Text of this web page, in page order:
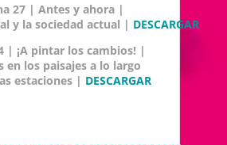
27 | Antes y ahora |
y la sociedad actual | DESCARGAR
| ¡A pintar los cambios! |
en los paisajes a lo largo
estaciones | DESCARGAR